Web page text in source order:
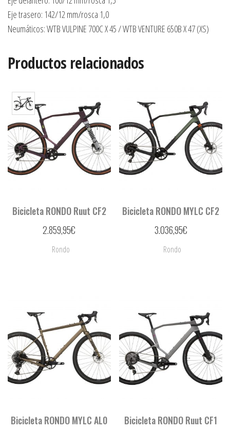
Eje trasero: 142/12 mm/rosca 1,0
Neumáticos: WTB VULPINE 700C X 45 / WTB VENTURE 650B X 47 (XS)
Productos relacionados
Bicicleta RONDO Ruut CF2
2.859,95€
Rondo
Bicicleta RONDO MYLC CF2
3.036,95€
Rondo
Bicicleta RONDO MYLC AL0
Bicicleta RONDO Ruut CF1